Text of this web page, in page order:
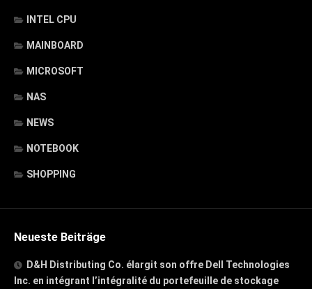
INTEL CPU
MAINBOARD
MICROSOFT
NAS
NEWS
NOTEBOOK
SHOPPING
Neueste Beiträge
D&H Distributing Co. élargit son offre Dell Technologies
Inc. en intégrant l’intégralité du portefeuille de stockage